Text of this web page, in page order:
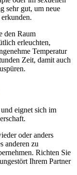
sehr gut, um neue
den Raum
erleuchten,
Temperatur
Zeit, damit auch
eignet sich im
oder anders
anderen zu
Richten Sie
Ihrem Partner